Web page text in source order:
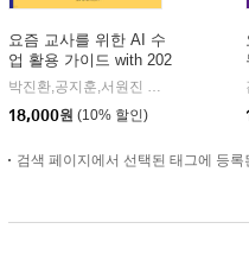
요즘 교사를 위한 AI 수
업 활용 가이드 with 202
2 개정 교육과정
박진환,공지훈,서원진 공저
한빛미디
18,000원 (10% 할인)
검색 페이지에서 선택된 태그에 등